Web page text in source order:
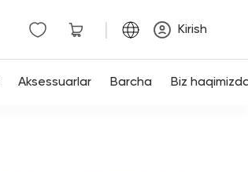
Kirish
Aksessuarlar Barcha Biz